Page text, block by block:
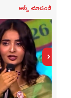
అన్నీ చూడండి